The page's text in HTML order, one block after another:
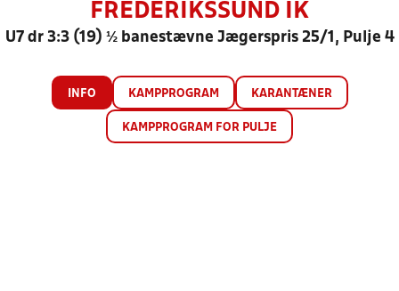
FREDERIKSSUND IK
U7 dr 3:3 (19) ½ banestævne Jægerspris 25/1, Pulje 4
INFO KAMPPROGRAM KARANTÆNER
KAMPPROGRAM FOR PULJE